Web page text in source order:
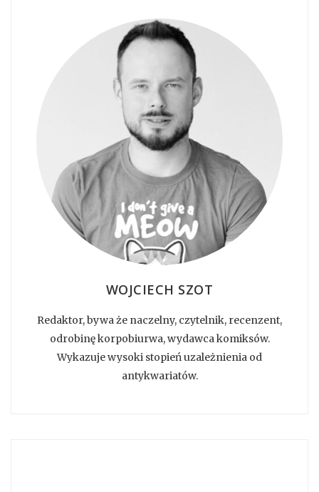
WOJCIECH SZOT
Redaktor, bywa że naczelny, czytelnik, recenzent,
odrobinę korpobiurwa, wydawca komiksów.
Wykazuje wysoki stopień uzależnienia od
antykwariatów.